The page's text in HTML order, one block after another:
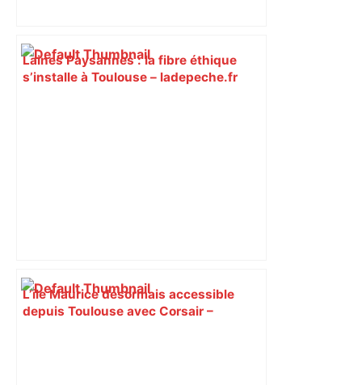
Laines Paysannes : la fibre éthique
s’installe à Toulouse – ladepeche.fr
L’île Maurice désormais accessible
depuis Toulouse avec Corsair –